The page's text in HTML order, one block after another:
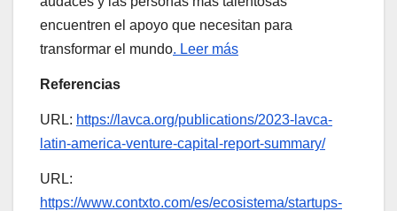
encuentren el apoyo que necesitan para
transformar el mundo. Leer más
Referencias
URL: https://lavca.org/publications/2023-lavca-
latin-america-venture-capital-report-summary/
URL:
https://www.contxto.com/es/ecosistema/startups-